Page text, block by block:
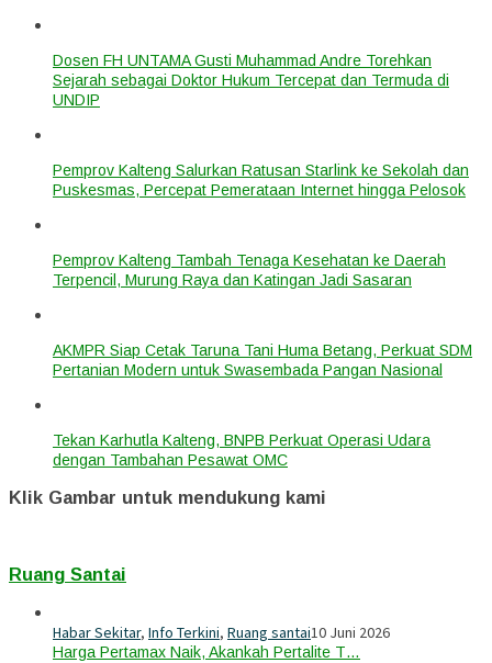
Dosen FH UNTAMA Gusti Muhammad Andre Torehkan
Sejarah sebagai Doktor Hukum Tercepat dan Termuda di
UNDIP
Pemprov Kalteng Salurkan Ratusan Starlink ke Sekolah dan
Puskesmas, Percepat Pemerataan Internet hingga Pelosok
Pemprov Kalteng Tambah Tenaga Kesehatan ke Daerah
Terpencil, Murung Raya dan Katingan Jadi Sasaran
AKMPR Siap Cetak Taruna Tani Huma Betang, Perkuat SDM
Pertanian Modern untuk Swasembada Pangan Nasional
Tekan Karhutla Kalteng, BNPB Perkuat Operasi Udara
dengan Tambahan Pesawat OMC
Klik Gambar untuk mendukung kami
Ruang Santai
Habar Sekitar, Info Terkini, Ruang santai10 Juni 2026
Harga Pertamax Naik, Akankah Pertalite T…